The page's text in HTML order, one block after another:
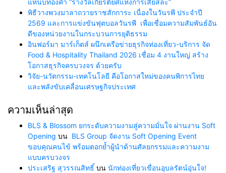
พิธีวางพวงมาลาถวายราชสักการะ เนื่องในวันรพี ประจำปี
2569 และการแข่งขันฟุตบอลวันรพี เพื่อเชื่อมความสัมพันธ์อัน
ดีของหน่วยงานในกระบวนการยุติธรรม
อินฟอร์มา มาร์เก็ตส์ ผนึกเครือข่ายธุรกิจท่องเที่ยว-บริการ จัด
Food & Hospitality Thailand 2026 เชื่อม 4 งานใหญ่ สร้าง
โอกาสธุรกิจครบวงจร ด้วยครับ
วิจัย-นวัตกรรม-เทคโนโลยี คือโอกาสใหม่ของคนพิการไทย
และพลังขับเคลื่อนเศรษฐกิจประเทศ
ความเห็นล่าสุด
BLS & Blossom ยกระดับความงามสู่ความมั่นใจ ผ่านงาน Soft
Opening บน BLS Group จัดงาน Soft Opening Event
ขอบคุณคนไข้ พร้อมตอกย้ำผู้นำด้านศัลยกรรมและความงาม
แบบครบวงจร
ประเสริฐ สุวรรณสิทธิ์ บน นักท่องเที่ยวเขื่อนอุบลรัตน์อุ่นใจ!